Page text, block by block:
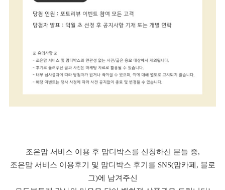
조은맘 서비스 이용 후 맘디박스를 신청하신 분들 중,
조은맘 서비스 이용후기 및 맘디박스 후기를 SNS(맘카페, 블로
그)에 남겨주신